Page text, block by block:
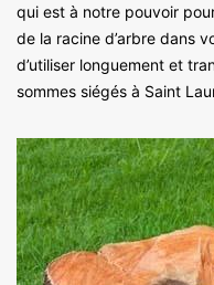
qui est à notre pouvoir
de la racine d’arbre dans
d’utiliser longuement et
sommes siégés à Saint